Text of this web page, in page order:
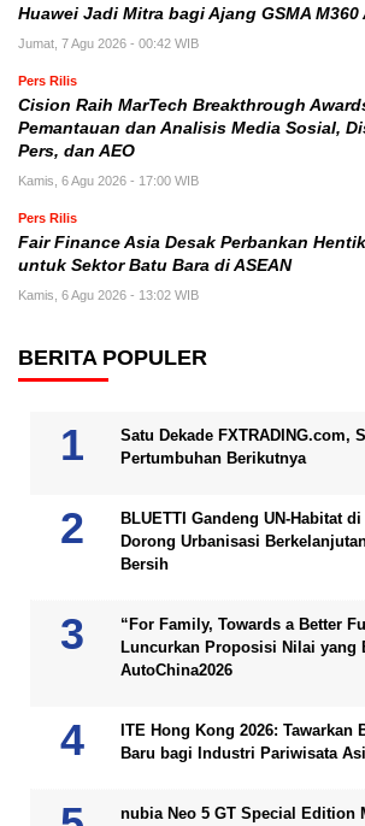
Huawei Jadi Mitra bagi Ajang GSMA M360
Jumat, 7 Agu 2026 - 00:42 WIB
Pers Rilis
Cision Raih MarTech Breakthrough
Pemantauan dan Analisis Media Sosial,
Pers, dan AEO
Kamis, 6 Agu 2026 - 17:00 WIB
Pers Rilis
Fair Finance Asia Desak Perbankan
untuk Sektor Batu Bara di ASEAN
Kamis, 6 Agu 2026 - 13:02 WIB
BERITA POPULER
Satu Dekade FXTRADING.com,
Pertumbuhan Berikutnya
BLUETTI Gandeng UN-Habitat
Dorong Urbanisasi
Bersih
“For Family, Towards a Better
Luncurkan Proposisi Nilai yang
AutoChina2026
ITE Hong Kong 2026: Tawarkan
Baru bagi Industri Pariwisata
nubia Neo 5 GT Special Edition